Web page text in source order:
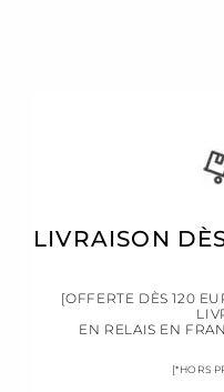
LIVRAISON
[OFFERTE DÈS 120
EN RELAIS EN
[*HORS